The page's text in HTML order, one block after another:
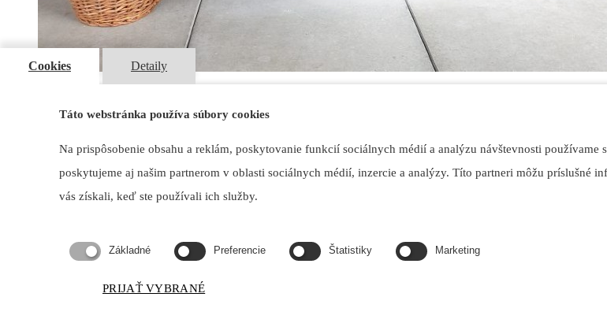
maxdetail@maxdetail.sk
Cookies Detaily
Táto webstránka používa súbory cookies
Na prispôsobenie obsahu a reklám, poskytovanie funkcií sociálnych médií a analýzu návštevnosti
poskytujeme aj našim partnerom v oblasti sociálnych médií, inzercie a analýzy. Títo partneri môžu príslušné
vás získali, keď ste používali ich služby.
Základné Preferencie Štatistiky Marketing
PRIJAŤ VYBRANÉ